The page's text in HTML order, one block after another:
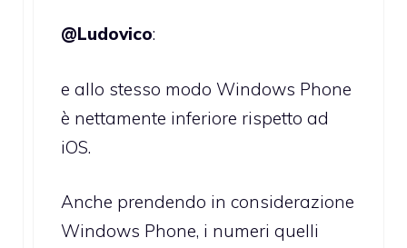
@Ludovico:
e allo stesso modo Windows Phone
è nettamente inferiore rispetto ad
iOS.
Anche prendendo in considerazione
Windows Phone, i numeri quelli